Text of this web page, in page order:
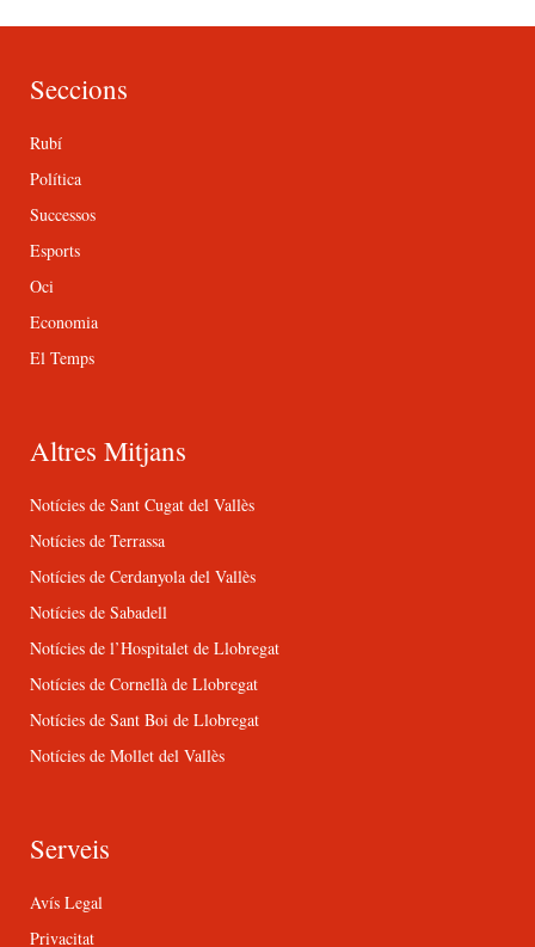
Seccions
Rubí
Política
Successos
Esports
Oci
Economia
El Temps
Altres Mitjans
Notícies de Sant Cugat del Vallès
Notícies de Terrassa
Notícies de Cerdanyola del Vallès
Notícies de Sabadell
Notícies de l’Hospitalet de Llobregat
Notícies de Cornellà de Llobregat
Notícies de Sant Boi de Llobregat
Notícies de Mollet del Vallès
Serveis
Avís Legal
Privacitat